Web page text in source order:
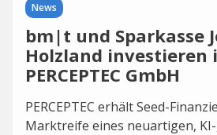
News
bm|t und Sparkasse
Holzland investieren
PERCEPTEC GmbH
PERCEPTEC erhält Seed-
Marktreife eines neuartigen,